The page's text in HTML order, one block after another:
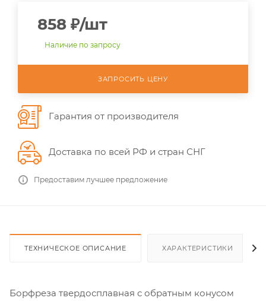
858 ₽/шт
Наличие по запросу
ЗАПРОСИТЬ ЦЕНУ
Гарантия от производителя
Доставка по всей РФ и стран СНГ
Предоставим лучшее предложение
ТЕХНИЧЕСКОЕ ОПИСАНИЕ ХАРАКТЕРИСТИКИ
Борфреза твердосплавная с обратным конусом